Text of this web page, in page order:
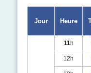
Jour Heure
11h
12h